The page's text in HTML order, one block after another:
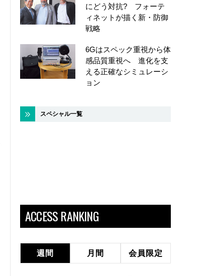
にどう対抗? フォーテ
ィネットが描く新・防御
戦略
6Gはスペック重視から体
感品質重視へ 進化を支
える正確なシミュレーシ
ョン
スペシャル一覧
ACCESS RANKING
週間 月間 会員限定